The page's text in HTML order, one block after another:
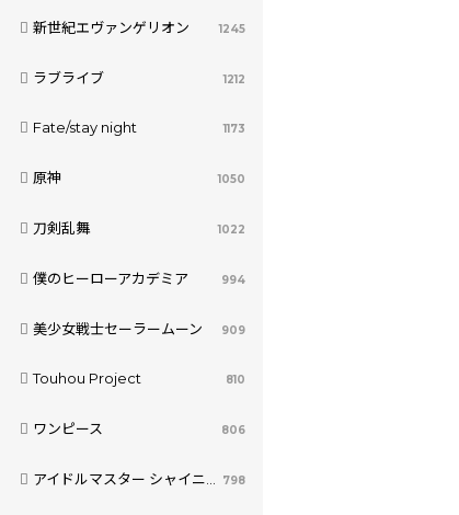
新世紀エヴァンゲリオン 1245
ラブライブ 1212
Fate/stay night 1173
原神 1050
刀剣乱舞 1022
僕のヒーローアカデミア 994
美少女戦士セーラームーン 909
Touhou Project 810
ワンピース 806
アイドルマスター シャイニーカラーズ 798